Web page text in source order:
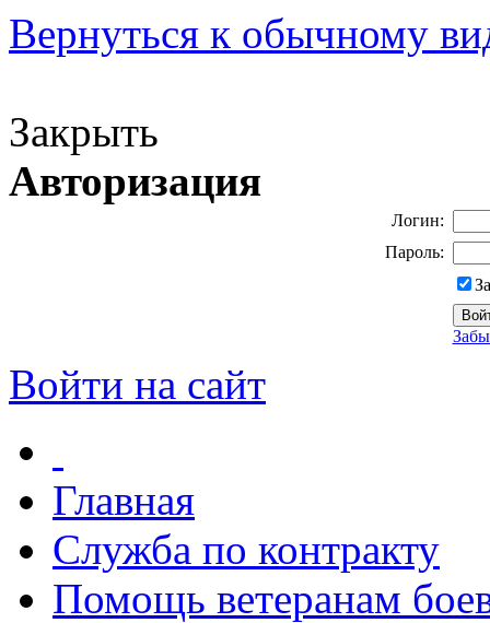
Вернуться к обычному
Закрыть
Авторизация
Логин:
Пароль:
Войти на сайт
Главная
Служба по контракту
Помощь ветеранам